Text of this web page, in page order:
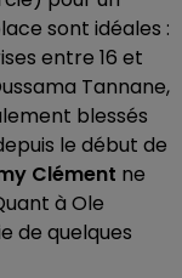
sont idéales :
entre 16 et
Tannane,
blessés
le début de
Clément ne
à Ole
de quelques